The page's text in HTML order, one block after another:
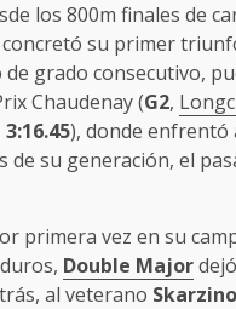
los 800m finales de
concretó su primer
de grado consecutivo,
Chaudenay (G2,
3:16.45), donde enfrentó
de su generación, el
primera vez en su
Double Major
al veterano Skarzino